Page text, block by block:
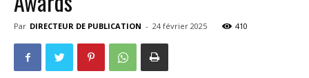
Par DIRECTEUR DE PUBLICATION - 24 février 2025 410